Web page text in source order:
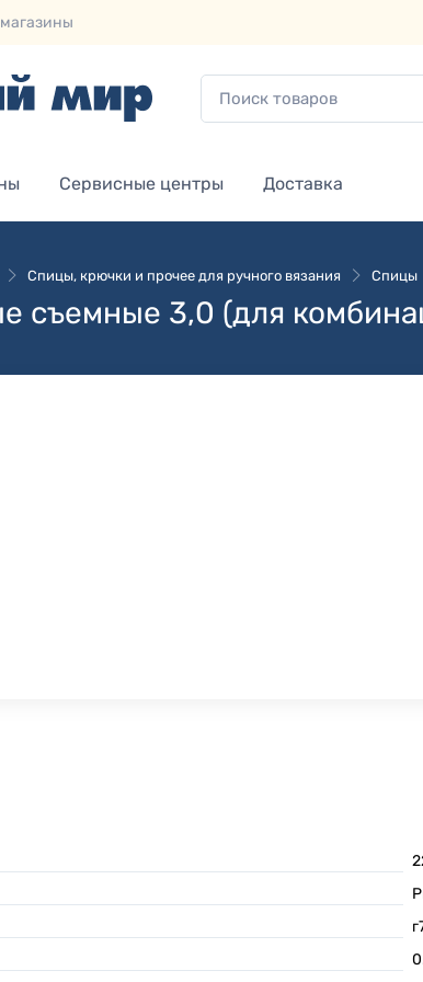
Сервисные центры Доставка
Спицы, крючки и прочее для ручного вязания Спицы
съемные 3,0 (для